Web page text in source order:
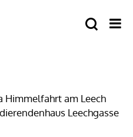
Himmelfahrt am Leech
Leechgasse